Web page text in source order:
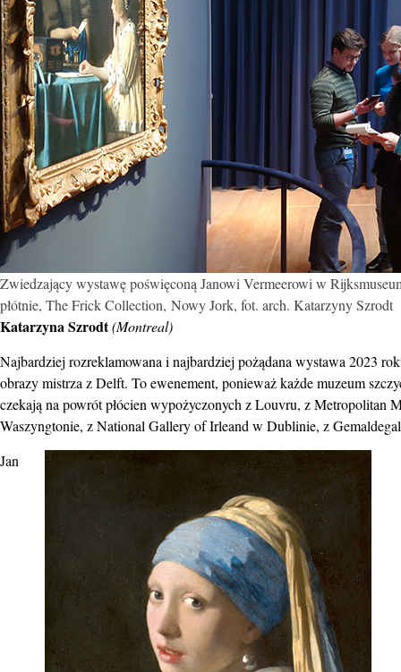
Zwiedzający wystawę poświęconą Janowi Vermeerowi w
płótnie, The Frick Collection, Nowy Jork, fot. arch. Katarzyny Szrodt
Katarzyna Szrodt(Montreal)
Najbardziej rozreklamowana i najbardziej pożądana wystawa 2023
obrazy mistrza z Delft. To ewenement, ponieważ każde muzeum
czekają na powrót płócien wypożyczonych z Louvru, z
Waszyngtonie, z National Gallery of Irleand w Dublinie, z
Jan